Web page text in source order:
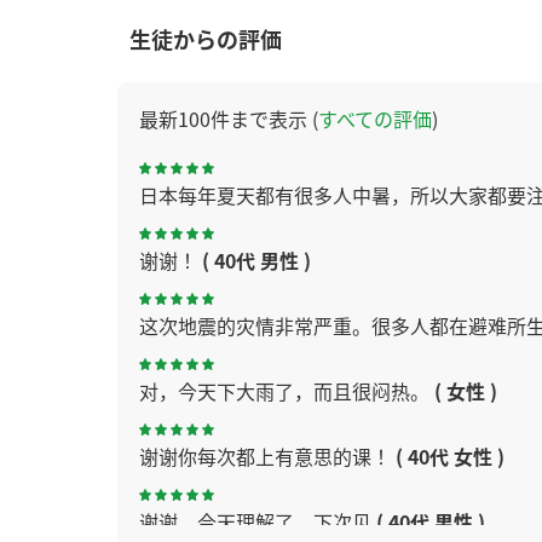
生徒からの評価
最新100件まで表示 (すべての評価)
日本每年夏天都有很多人中暑，所以大家都要
谢谢！ ( 40代 男性 )
这次地震的灾情非常严重。很多人都在避难所
对，今天下大雨了，而且很闷热。 ( 女性 )
谢谢你每次都上有意思的课！ ( 40代 女性 )
谢谢，今天理解了。下次见 ( 40代 男性 )